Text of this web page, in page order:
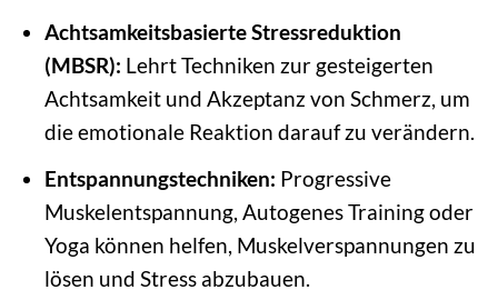
Achtsamkeitsbasierte Stressreduktion
(MBSR): Lehrt Techniken zur gesteigerten
Achtsamkeit und Akzeptanz von Schmerz, um
die emotionale Reaktion darauf zu verändern.
Entspannungstechniken: Progressive
Muskelentspannung, Autogenes Training oder
Yoga können helfen, Muskelverspannungen zu
lösen und Stress abzubauen.